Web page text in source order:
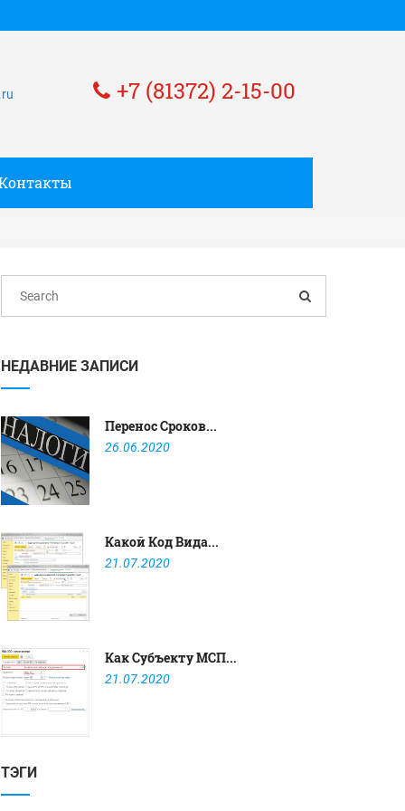
+7 (81372) 2-15-00
НЕДАВНИЕ ЗАПИСИ
Перенос Сроков...
26.06.2020
Какой Код Вида...
21.07.2020
Как Субъекту МСП...
21.07.2020
ТЭГИ